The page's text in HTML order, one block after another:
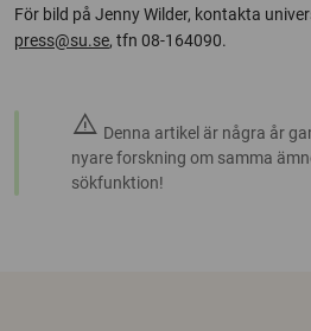
För bild på Jenny Wilder, kontakta
press@su.se, tfn 08-164090.
warning Denna artikel är några år
nyare forskning om samma
sökfunktion!